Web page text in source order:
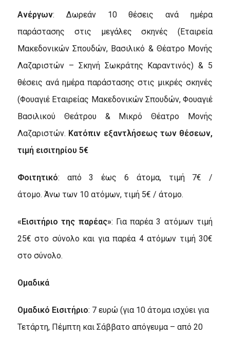
Ανέργων: Δωρεάν 10 θέσεις ανά ημέρα
παράστασης στις μεγάλες σκηνές (Εταιρεία
Μακεδονικών Σπουδών, Βασιλικό & Θέατρο Μονής
Λαζαριστών – Σκηνή Σωκράτης Καραντινός) & 5
θέσεις ανά ημέρα παράστασης στις μικρές σκηνές
(Φουαγιέ Εταιρείας Μακεδονικών Σπουδών, Φουαγιέ
Βασιλικού Θεάτρου & Μικρό Θέατρο Μονής
Λαζαριστών. Κατόπιν εξαντλήσεως των θέσεων,
τιμή εισιτηρίου 5€
Φοιτητικό: από 3 έως 6 άτομα, τιμή 7€ /
άτομο. Άνω των 10 ατόμων, τιμή 5€ / άτομο.
«Εισιτήριο της παρέας»: Για παρέα 3 ατόμων τιμή
25€ στο σύνολο και για παρέα 4 ατόμων τιμή 30€
στο σύνολο.
Ομαδικά
Oμαδικό Εισιτήριο: 7 ευρώ (για 10 άτομα ισχύει για
Τετάρτη, Πέμπτη και Σάββατο απόγευμα – από 20